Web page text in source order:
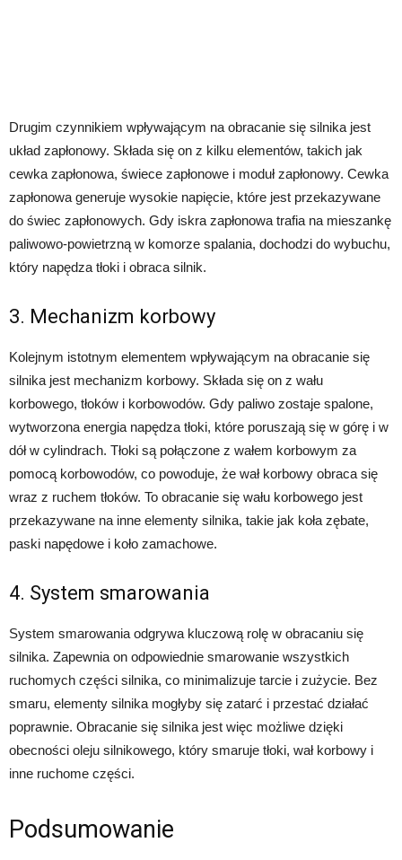
Drugim czynnikiem wpływającym na obracanie się silnika jest
układ zapłonowy. Składa się on z kilku elementów, takich jak
cewka zapłonowa, świece zapłonowe i moduł zapłonowy. Cewka
zapłonowa generuje wysokie napięcie, które jest przekazywane
do świec zapłonowych. Gdy iskra zapłonowa trafia na mieszankę
paliwowo-powietrzną w komorze spalania, dochodzi do wybuchu,
który napędza tłoki i obraca silnik.
3. Mechanizm korbowy
Kolejnym istotnym elementem wpływającym na obracanie się
silnika jest mechanizm korbowy. Składa się on z wału
korbowego, tłoków i korbowodów. Gdy paliwo zostaje spalone,
wytworzona energia napędza tłoki, które poruszają się w górę i w
dół w cylindrach. Tłoki są połączone z wałem korbowym za
pomocą korbowodów, co powoduje, że wał korbowy obraca się
wraz z ruchem tłoków. To obracanie się wału korbowego jest
przekazywane na inne elementy silnika, takie jak koła zębate,
paski napędowe i koło zamachowe.
4. System smarowania
System smarowania odgrywa kluczową rolę w obracaniu się
silnika. Zapewnia on odpowiednie smarowanie wszystkich
ruchomych części silnika, co minimalizuje tarcie i zużycie. Bez
smaru, elementy silnika mogłyby się zatarć i przestać działać
poprawnie. Obracanie się silnika jest więc możliwe dzięki
obecności oleju silnikowego, który smaruje tłoki, wał korbowy i
inne ruchome części.
Podsumowanie